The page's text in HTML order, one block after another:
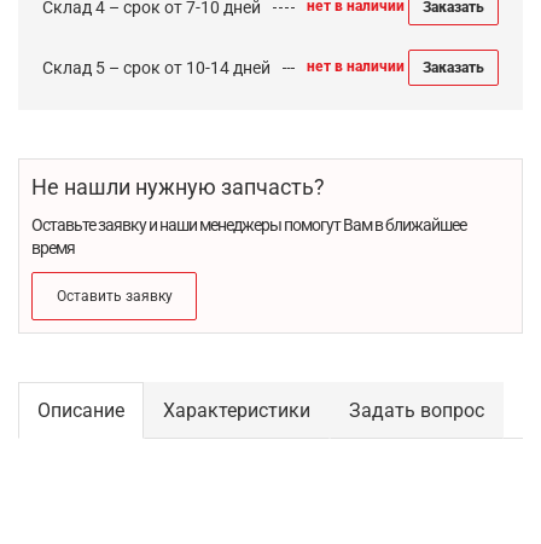
Склад 4 – срок от 7-10 дней нет в наличии Заказать
Склад 5 – срок от 10-14 дней нет в наличии Заказать
Не нашли нужную запчасть?
Оставьте заявку и наши менеджеры помогут Вам в ближайшее
время
Оставить заявку
Описание Характеристики Задать вопрос